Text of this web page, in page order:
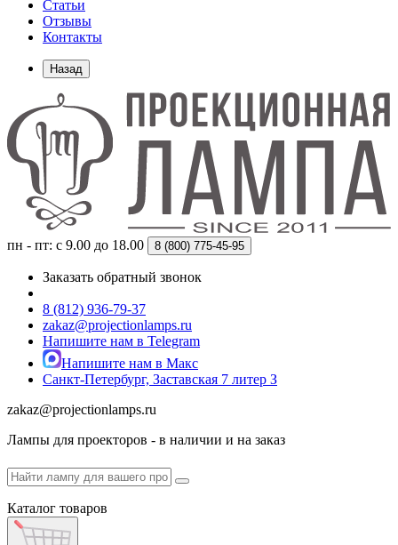
Статьи
Отзывы
Контакты
Назад
пн - пт: с 9.00 до 18.00 8 (800) 775-45-95
Заказать обратный звонок
8 (812) 936-79-37
zakaz@projectionlamps.ru
Напишите нам в Telegram
Напишите нам в Макс
Санкт-Петербург, Заставская 7 литер З
zakaz@projectionlamps.ru
Лампы для проекторов - в наличии и на заказ
Каталог товаров